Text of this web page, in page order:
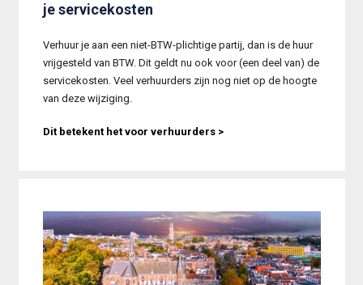
je servicekosten
Verhuur je aan een niet-BTW-plichtige partij, dan is de huur
vrijgesteld van BTW. Dit geldt nu ook voor (een deel van) de
servicekosten. Veel verhuurders zijn nog niet op de hoogte
van deze wijziging.
Dit betekent het voor verhuurders >